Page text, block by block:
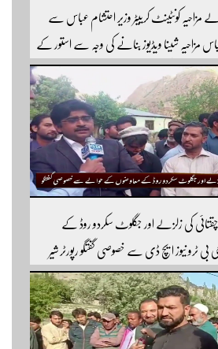
مزاحیہ کونٹینٹ کرییٹر وزیر احتشام عباس سے
مزاحیہ شینا ویڈیوز بنانے کی وجہ سے استور کے
اچھی ویڈیوز دیکھنے کے لئے ہمارے یوٹیوب چینل کو
چقتائی کی زلزلے اور جگلوٹ سکردو روڈ کے
نیوز ایچ ڈی سے خصوصی گفتگو رپورٹر شیر